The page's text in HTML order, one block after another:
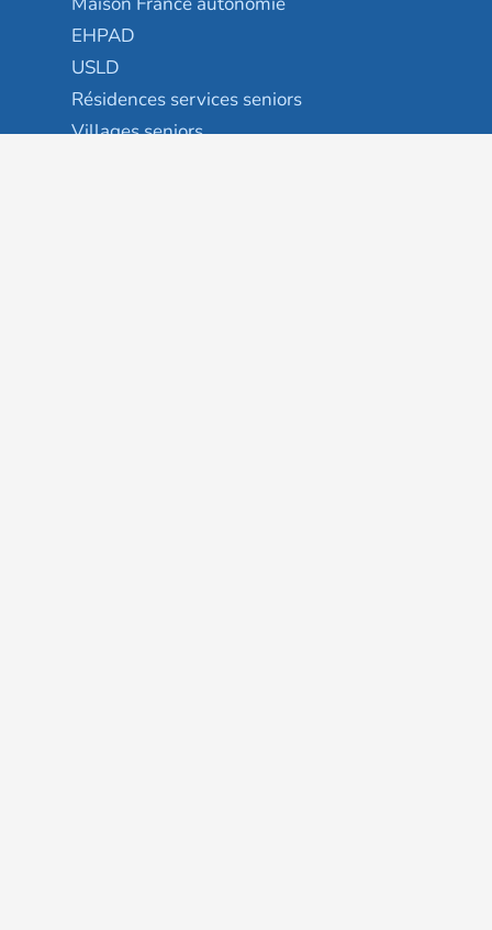
EHPAD
USLD
Résidences services seniors
Villages seniors